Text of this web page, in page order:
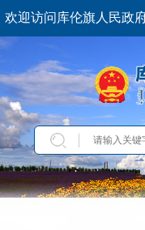
欢迎访问库伦旗人民政府